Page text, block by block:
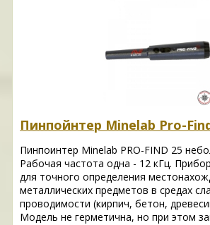
Пинпойнтер Minelab Pro-
Пинпоинтер Minelab PRO-FIND 25
Рабочая частота одна - 12 кГц.
для точного определения
металлических предметов в средах
проводимости (кирпич, бетон,
Модель не герметична, но при этом